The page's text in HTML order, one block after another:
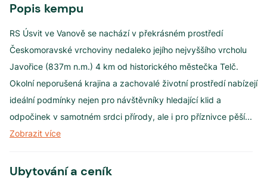
Popis kempu
RS Úsvit ve Vanově se nachází v překrásném prostředí
Českomoravské vrchoviny nedaleko jejího nejvyššího vrcholu
Javořice (837m n.m.) 4 km od historického městečka Telč.
Okolní neporušená krajina a zachovalé životní prostředí nabízejí
ideální podmínky nejen pro návštěvníky hledající klid a
odpočinek v samotném srdci přírody, ale i pro příznivce pěší...
Zobrazit více
Ubytování a ceník